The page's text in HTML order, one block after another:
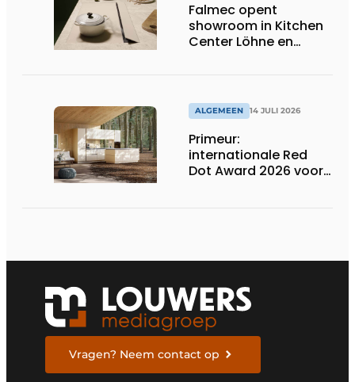
Falmec opent
showroom in Kitchen
Center Löhne en
ALGEMEEN 14 JULI 2026
Primeur:
internationale Red
Dot Award 2026 voor
Vragen? Neem contact op